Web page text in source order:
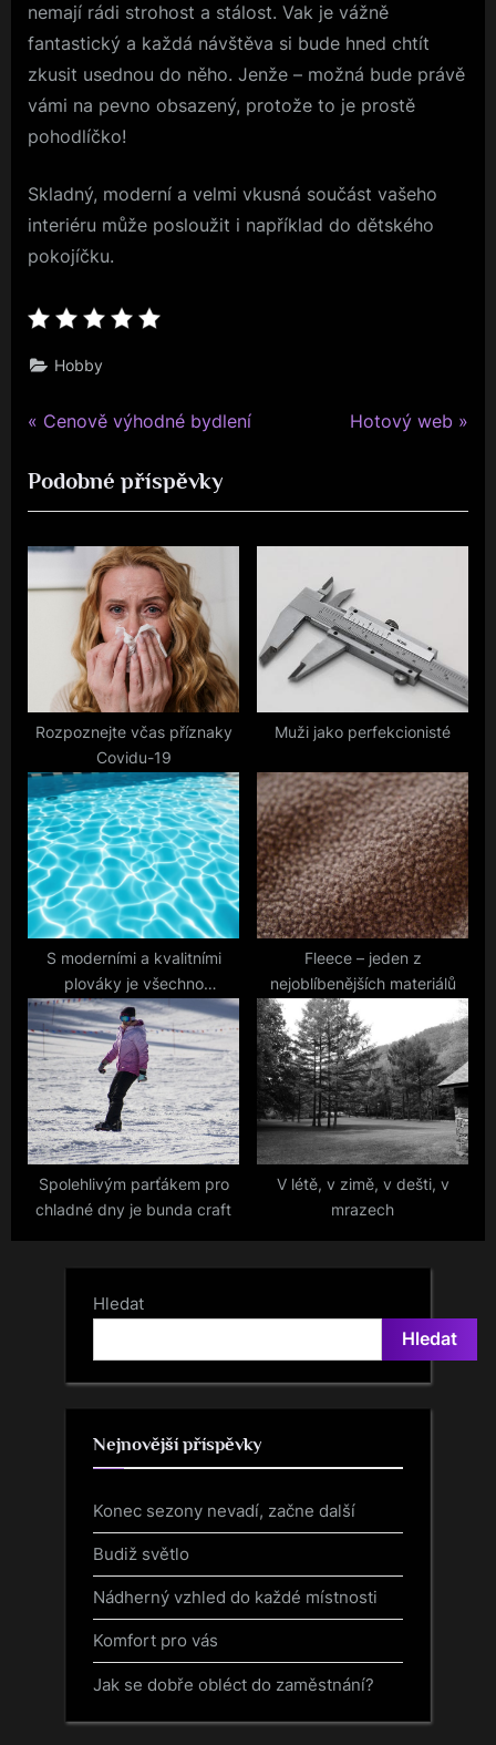
nemají rádi strohost a stálost. Vak je vážně
fantastický a každá návštěva si bude hned chtít
zkusit usednou do něho. Jenže – možná bude právě
vámi na pevno obsazený, protože to je prostě
pohodlíčko!
Skladný, moderní a velmi vkusná součást vašeho
interiéru může posloužit i například do dětského
pokojíčku.
Hobby
Navigace
pro
příspěvek
P
e
v
i
s
:
Cenově výhodné bydlení
N
t
P
s
t
:
Hotový web
Podobné příspěvky
Rozpoznejte včas příznaky
Covidu-19
Muži jako perfekcionisté
S moderními a kvalitními
plováky je všechno
jednoduché
Fleece – jeden z
nejoblíbenějších materiálů
Spolehlivým parťákem pro
chladné dny je bunda craft
V létě, v zimě, v dešti, v
mrazech
Hledat
Hledat
Nejnovější příspěvky
Konec sezony nevadí, začne další
Budiž světlo
Nádherný vzhled do každé místnosti
Komfort pro vás
Jak se dobře obléct do zaměstnání?